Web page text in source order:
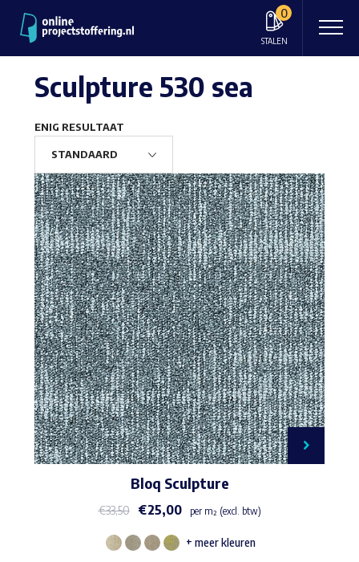
0
STALEN
Sculpture 530 sea
ENIG RESULTAAT
Bloq Sculpture
€33,50 €25,00 per m² (excl. btw)
Dit
+ meer kleuren